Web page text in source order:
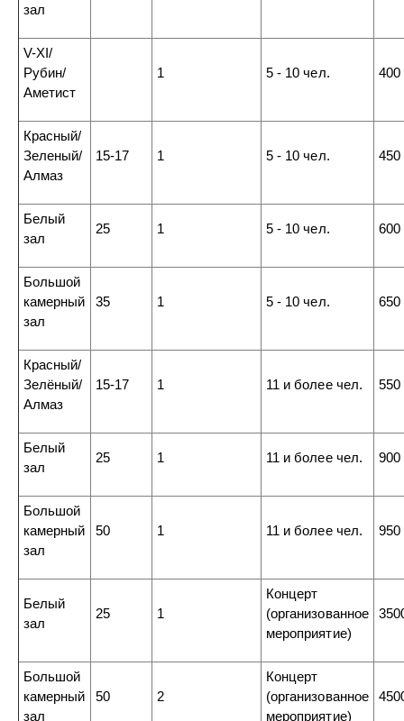
зал
V-XI/
Рубин/
Аметист
1 5 - 10 чел. 400
Красный/
Зеленый/
Алмаз
15-17 1 5 - 10 чел. 450
Белый
зал
25 1 5 - 10 чел. 600
Большой
камерный
зал
35 1 5 - 10 чел. 650
Красный/
Зелёный/
Алмаз
15-17 1 11 и более чел. 550
Белый
зал
25 1 11 и более чел. 900
Большой
камерный
зал
50 1 11 и более чел. 950
Белый
зал
25 1
Концерт
(организованное
мероприятие)
Большой
камерный
зал
50 2
Концерт
(организованное
мероприятие)